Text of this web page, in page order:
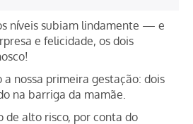
níveis subiam lindamente — e
e felicidade, os dois
a nossa primeira gestação: dois
na barriga da mamãe.
de alto risco, por conta do